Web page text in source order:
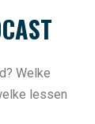
Welke
lessen